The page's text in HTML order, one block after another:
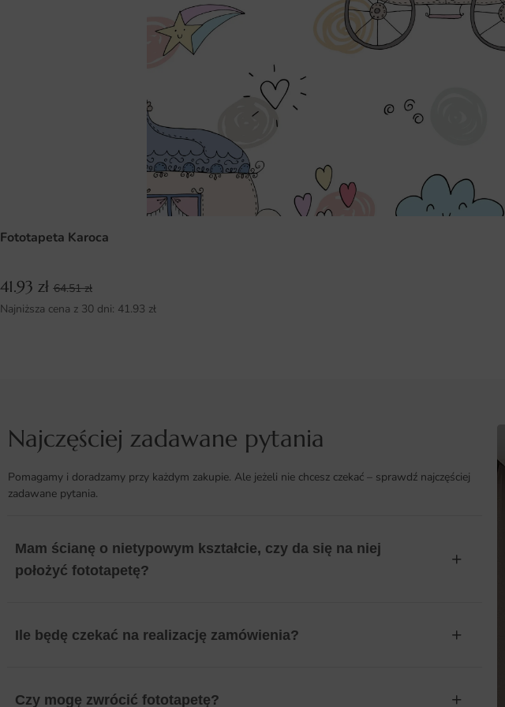
Fototapeta Karoca
41.93 zł 64.51zł
Najniższa cena z 30 dni: 41.93 zł
Najczęściej zadawane pytania
Pomagamy i doradzamy przy każdym zakupie. Ale jeżeli nie chcesz czekać – sprawdź najczęściej
zadawane pytania.
Mam ścianę o nietypowym kształcie, czy da się na niej
położyć fototapetę?
Ile będę czekać na realizację zamówienia?
Czy mogę zwrócić fototapetę?